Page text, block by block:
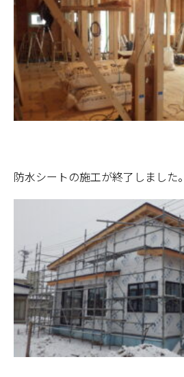
防水シートの施工が終了しました。